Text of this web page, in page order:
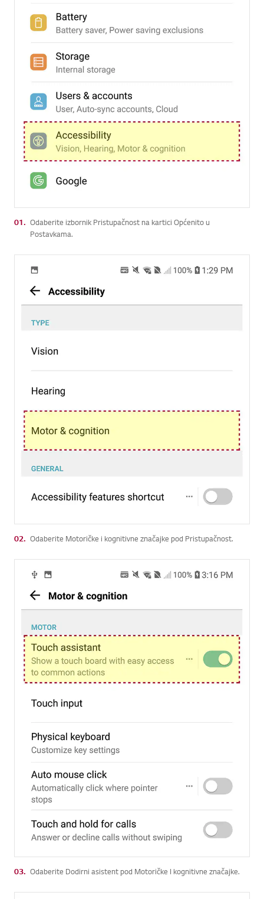
01. Odaberite izbornik Pristupačnost na kartici Općenito u
Postavkama.
02. Odaberite Motoričke i kognitivne značajke pod Pristupačnost.
03. Odaberite Dodirni asistent pod Motoričke I kognitivne značajke.